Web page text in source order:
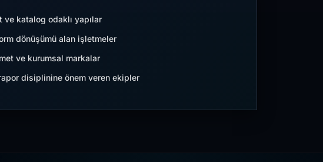
ve katalog odaklı yapılar
dönüşümü alan işletmeler
ve kurumsal markalar
disiplinine önem veren ekipler